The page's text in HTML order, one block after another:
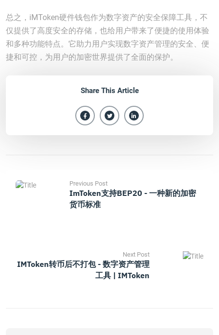
总之，iMToken硬件钱包作为数字资产的安全保障工具，不
仅提供了高度安全的存储，也给用户带来了便捷的使用体验
和多种功能特点。它助力用户实现数字资产管理的安全、便
捷和可控，为用户的加密世界提供了全面的保护。
Share This Article
Previous Post
ImToken支持BEP20 - 一种新的加密
货币标准
Next Post
IMToken转币后不打包 - 数字资产管理
工具 | IMToken